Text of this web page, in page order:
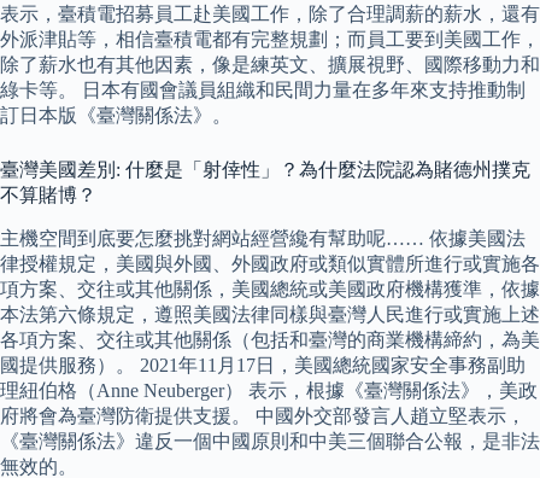
表示，臺積電招募員工赴美國工作，除了合理調薪的薪水，還有
外派津貼等，相信臺積電都有完整規劃；而員工要到美國工作，
除了薪水也有其他因素，像是練英文、擴展視野、國際移動力和
綠卡等。 日本有國會議員組織和民間力量在多年來支持推動制
訂日本版《臺灣關係法》。
臺灣美國差別: 什麼是「射倖性」？為什麼法院認為賭德州撲克
不算賭博？
主機空間到底要怎麼挑對網站經營纔有幫助呢…… 依據美國法
律授權規定，美國與外國、外國政府或類似實體所進行或實施各
項方案、交往或其他關係，美國總統或美國政府機構獲準，依據
本法第六條規定，遵照美國法律同樣與臺灣人民進行或實施上述
各項方案、交往或其他關係（包括和臺灣的商業機構締約，為美
國提供服務）。 2021年11月17日，美國總統國家安全事務副助
理紐伯格（Anne Neuberger） 表示，根據《臺灣關係法》，美政
府將會為臺灣防衛提供支援。 中國外交部發言人趙立堅表示，
《臺灣關係法》違反一個中國原則和中美三個聯合公報，是非法
無效的。